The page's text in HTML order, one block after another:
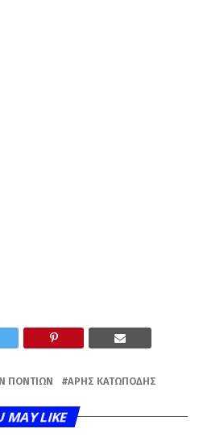
ΠΟΝΤΊΩΝ ΑΡΗΣ ΚΑΤΩΠΌΔΗΣ
MAY LIKE